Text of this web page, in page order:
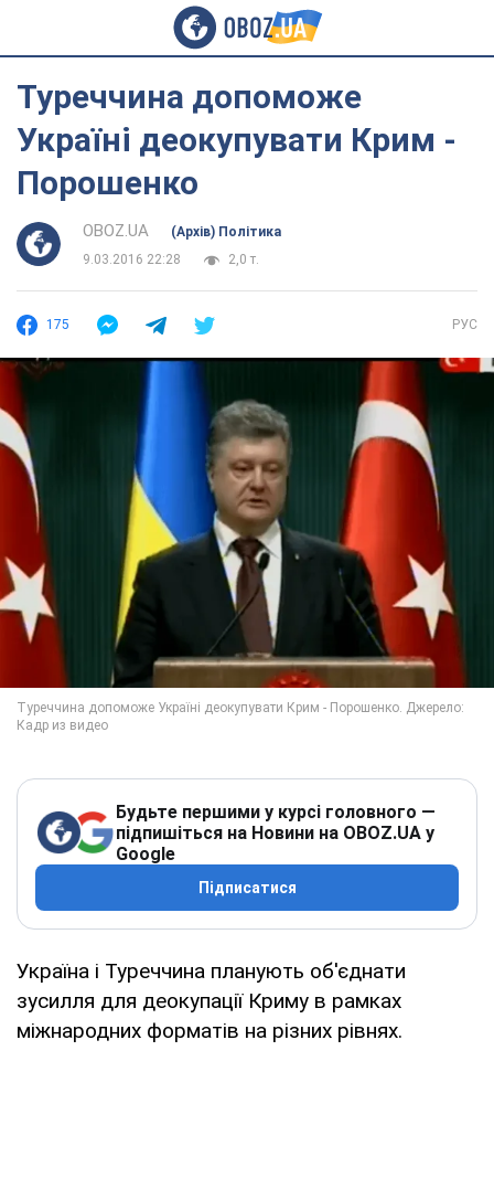
Туреччина допоможе
Україні деокупувати Крим -
Порошенко
OBOZ.UA
(Архів) Політика
9.03.2016 22:28
2,0 т.
175 РУС
Будьте першими у курсі головного —
підпишіться на Новини на OBOZ.UA у
Google
Підписатися
Україна і Туреччина планують об'єднати
зусилля для деокупації Криму в рамках
міжнародних форматів на різних рівнях.